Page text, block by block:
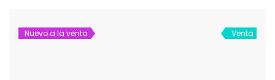
Nuevo a la venta Venta